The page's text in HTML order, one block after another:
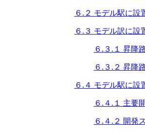
６.２ モデル駅に設
６.３ モデル訳に設
６.３.１ 昇降
６.３.２ 昇降
６.４ モデル駅に
６.４.１ 主要
６.４.２ 開発